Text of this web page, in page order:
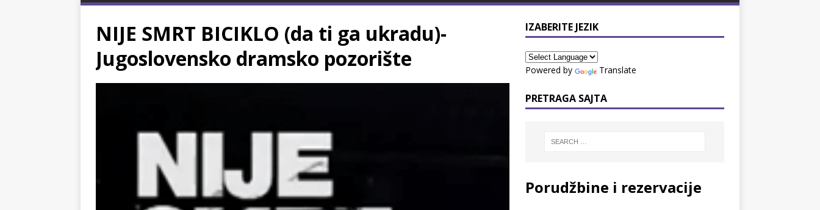
NIJE SMRT BICIKLO (da ti ga ukradu)-
Jugoslovensko dramsko pozorište
IZABERITE JEZIK
Powered by Translate
PRETRAGA SAJTA
Porudžbine i rezervacije